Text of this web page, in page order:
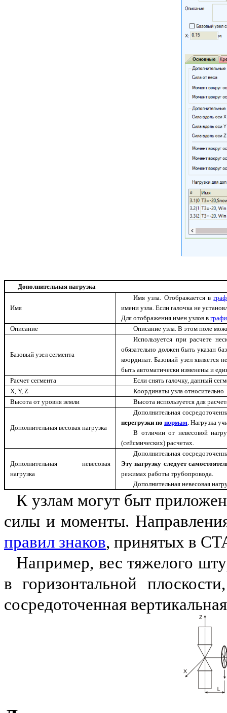
Дополнительная нагрузка
Имя
Имя узла. Отображается в
имени узла. Если галочка не
Для отображения имен узлов в
Описание
Описание узла. В этом поле
Базовый узел сегмента
Используется при расчете
обязательно должен быть указан
координат. Базовый узел является
быть автоматически изменены и
Расчет сегмента
Если снять галочку, данный
X, Y, Z
Координаты узла относительно
Высота от уровня земли
Высота используется для
Дополнительная весовая нагрузка
Дополнительная
перегрузки по нормам. Нагрузка
В отличии от невесовой
(сейсмических) расчетах.
Дополнительная невесовая
нагрузка
Дополнительная
Эту нагрузку следует
режимах работы трубопровода.
Дополнительная невесовая
К узлам могут быт
силы и моменты.
правил знаков, принятых в
Например, вес тяжелого
в горизонтальной
сосредоточенная